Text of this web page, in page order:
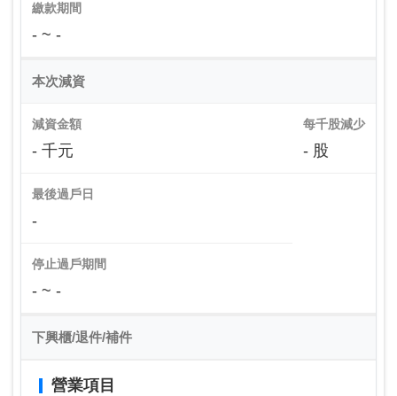
繳款期間
- ~ -
本次減資
減資金額
- 千元
每千股減少
- 股
最後過戶日
-
停止過戶期間
- ~ -
下興櫃/退件/補件
營業項目